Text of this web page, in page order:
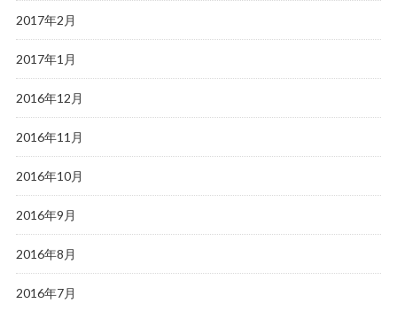
2017年2月
2017年1月
2016年12月
2016年11月
2016年10月
2016年9月
2016年8月
2016年7月